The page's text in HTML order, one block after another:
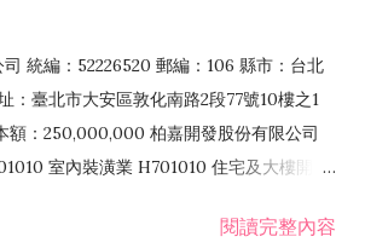
統編：52226520 郵編：106 縣市：台北
：臺北市大安區敦化南路2段77號10樓之1
額：250,000,000 柏嘉開發股份有限公司
室內裝潢業 H701010 住宅及大樓開發
買賣業 H703100 不動產租賃業 I503010
閱讀完整內容